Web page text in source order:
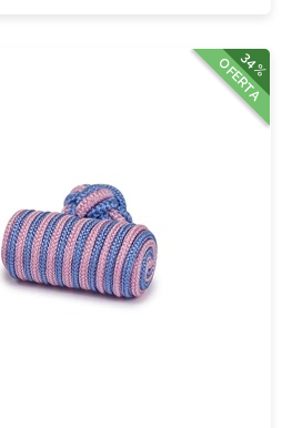
34%
OFERTA